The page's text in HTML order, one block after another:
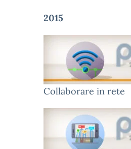
2015
Collaborare in rete